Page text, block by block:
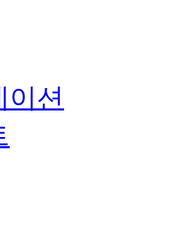
이션